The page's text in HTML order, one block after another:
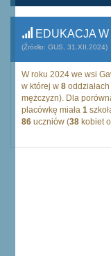
EDUKACJA
(Źródło: GUS, 31.XII.2024)
W roku 2024 we wsi
w której w 8 oddziałach
mężczyzn). Dla
placówkę miała 1
86 uczniów (38 kobiet